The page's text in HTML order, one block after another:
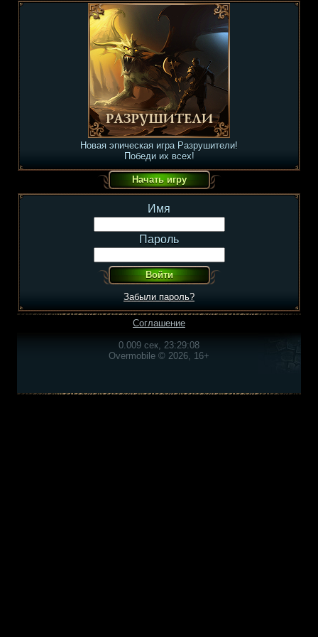
Новая эпическая игра Разрушители!
Победи их всех!
Имя
Пароль
Забыли пароль?
Соглашение
0.009 сек, 23:29:08
Overmobile © 2026, 16+